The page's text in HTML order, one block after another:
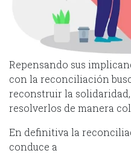
Repensando sus
con la reconciliación
reconstruir la
resolverlos de manera
En definitiva la
conduce a